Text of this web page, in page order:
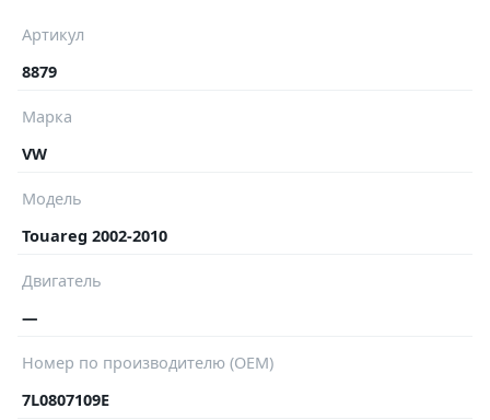
Артикул
8879
Марка
VW
Модель
Touareg 2002-2010
Двигатель
—
Номер по производителю (OEM)
7L0807109E